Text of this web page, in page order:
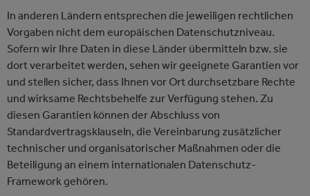
In anderen Ländern entsprechen die jeweiligen rechtlichen
Vorgaben nicht dem europäischen Datenschutzniveau.
Sofern wir Ihre Daten in diese Länder übermitteln bzw. sie
dort verarbeitet werden, sehen wir geeignete Garantien vor
und stellen sicher, dass Ihnen vor Ort durchsetzbare Rechte
und wirksame Rechtsbehelfe zur Verfügung stehen. Zu
diesen Garantien können der Abschluss von
Standardvertragsklauseln, die Vereinbarung zusätzlicher
technischer und organisatorischer Maßnahmen oder die
Beteiligung an einem internationalen Datenschutz-
Framework gehören.